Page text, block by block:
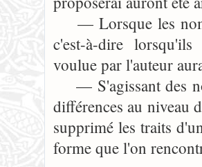
— Lorsque les
c'est-à-dire
voulue par l'auteur
— S'agissant des
différences au niveau
supprimé les traits
forme que l'on